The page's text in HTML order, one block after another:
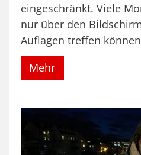
eingeschränkt. Viele
nur über den
Auflagen treffen
Mehr